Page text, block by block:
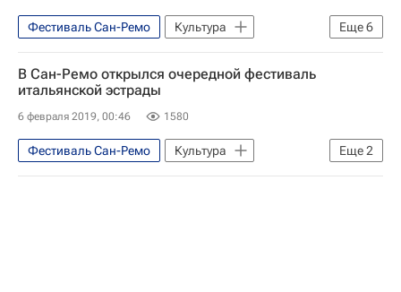
Еще6
Фестиваль Сан-Ремо
Культура
Сан-Ремо
Лигурия
Новости культуры
Музыка
Италия
Коронавирус COVID-19
В Сан-Ремо открылся очередной фестиваль
итальянской эстрады
6 февраля 2019, 00:46 1580
Еще2
Фестиваль Сан-Ремо
Культура
Италия
Сан-Ремо